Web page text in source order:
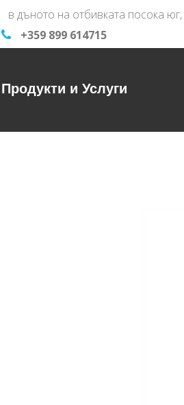
в дъното на отбивката посока
+359 899 614715
Продукти и Услуги